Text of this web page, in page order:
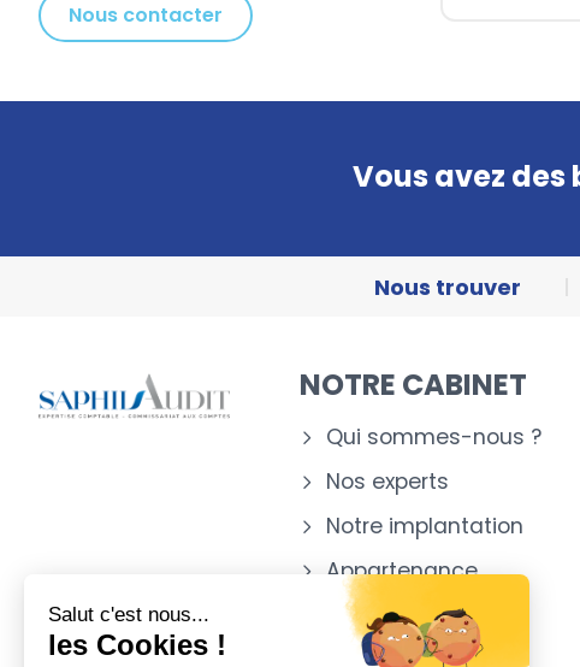
Nous contacter
Vous avez des
Nous trouver
NOTRE CABINET
Qui sommes-nous ?
Nos experts
Notre implantation
Appartenance
Salut c'est nous...
les Cookies !